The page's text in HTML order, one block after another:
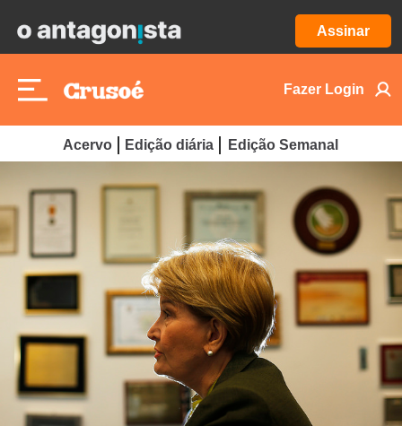
Assinar
Fazer Login
Acervo Edição diária Edição Semanal